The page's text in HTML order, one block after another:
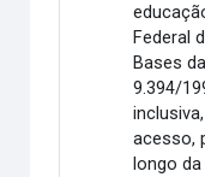
Federal
Bases
9.394/
acesso,
longo